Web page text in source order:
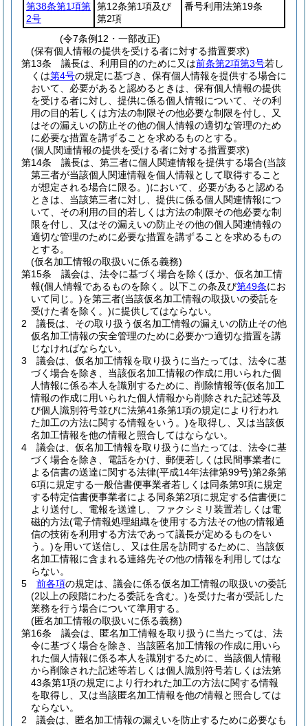
第38条第1項第
2号
第12条第1項及び
第2項
番号利用法第19条
(令7条例12・一部改正)
(保有個人情報の提供を受ける者に対する措置要求)
第13条
議長は、利用目的のために又は前条第2項第3号若し
くは第4号の規定に基づき、保有個人情報を提供する場合に
おいて、必要があると認めるときは、保有個人情報の提供
を受ける者に対し、提供に係る個人情報について、その利
用の目的若しくは方法の制限その他必要な制限を付し、又
はその漏えいの防止その他の個人情報の適切な管理のため
に必要な措置を講ずることを求めるものとする。
(個人関連情報の提供を受ける者に対する措置要求)
第14条
議長は、第三者に個人関連情報を提供する場合(当該
第三者が当該個人関連情報を個人情報として取得すること
が想定される場合に限る。)において、必要があると認める
ときは、当該第三者に対し、提供に係る個人関連情報につ
いて、その利用の目的若しくは方法の制限その他必要な制
限を付し、又はその漏えいの防止その他の個人関連情報の
適切な管理のために必要な措置を講ずることを求めるもの
とする。
(仮名加工情報の取扱いに係る義務)
第15条
議会は、法令に基づく場合を除くほか、仮名加工情
報(個人情報であるものを除く。以下この条及び第49条にお
いて同じ。)を第三者(当該仮名加工情報の取扱いの委託を
受けた者を除く。)に提供してはならない。
2
議長は、その取り扱う仮名加工情報の漏えいの防止その他
仮名加工情報の安全管理のために必要かつ適切な措置を講
じなければならない。
3
議会は、仮名加工情報を取り扱うに当たっては、法令に基
づく場合を除き、当該仮名加工情報の作成に用いられた個
人情報に係る本人を識別するために、削除情報等(仮名加工
情報の作成に用いられた個人情報から削除された記述等及
び個人識別符号並びに法第41条第1項の規定により行われ
た加工の方法に関する情報をいう。)を取得し、又は当該仮
名加工情報を他の情報と照合してはならない。
4
議会は、仮名加工情報を取り扱うに当たっては、法令に基
づく場合を除き、電話をかけ、郵便若しくは民間事業者に
よる信書の送達に関する法律(平成14年法律第99号)第2条第
6項に規定する一般信書便事業者若しくは同条第9項に規定
する特定信書便事業者による同条第2項に規定する信書便に
より送付し、電報を送達し、ファクシミリ装置若しくは電
磁的方法(電子情報処理組織を使用する方法その他の情報通
信の技術を利用する方法であって議長が定めるものをい
う。)を用いて送信し、又は住居を訪問するために、当該仮
名加工情報に含まれる連絡先その他の情報を利用してはな
らない。
5
前各項の規定は、議会に係る仮名加工情報の取扱いの委託
(2以上の段階にわたる委託を含む。)を受けた者が受託した
業務を行う場合について準用する。
(匿名加工情報の取扱いに係る義務)
第16条
議会は、匿名加工情報を取り扱うに当たっては、法
令に基づく場合を除き、当該匿名加工情報の作成に用いら
れた個人情報に係る本人を識別するために、当該個人情報
から削除された記述等若しくは個人識別符号若しくは法第
43条第1項の規定により行われた加工の方法に関する情報
を取得し、又は当該匿名加工情報を他の情報と照合しては
ならない。
2
議会は、匿名加工情報の漏えいを防止するために必要なも